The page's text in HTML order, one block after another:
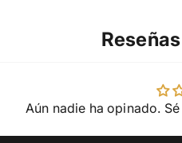
Aún nadie ha opinado.